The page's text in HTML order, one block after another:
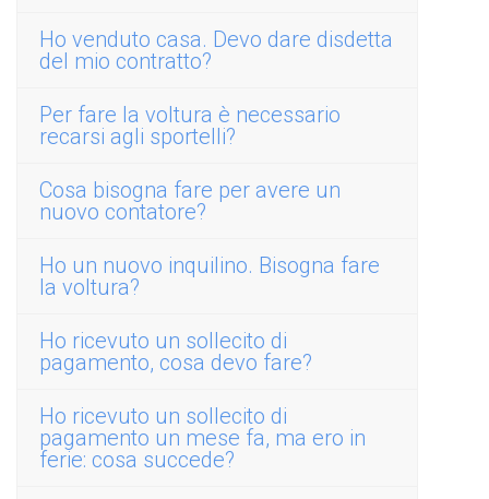
Ho venduto casa. Devo dare disdetta
del mio contratto?
Per fare la voltura è necessario
recarsi agli sportelli?
Cosa bisogna fare per avere un
nuovo contatore?
Ho un nuovo inquilino. Bisogna fare
la voltura?
Ho ricevuto un sollecito di
pagamento, cosa devo fare?
Ho ricevuto un sollecito di
pagamento un mese fa, ma ero in
ferie: cosa succede?